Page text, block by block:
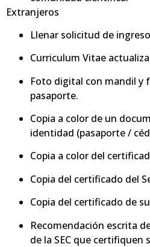
Extranjeros
Llenar solicitud de
Curriculum Vitae
Foto digital con mandil y
pasaporte.
Copia a color de un
identidad (pasaporte /
Copia a color del
Copia del certificado del
Copia del certificado de
Recomendación escrita
de la SEC que certifiquen